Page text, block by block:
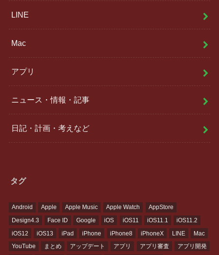
LINE
Mac
アプリ
ニュース・情報・記事
日記・計画・考えなど
タグ
Android Apple Apple Music Apple Watch
AppStore
Design4.3
Face ID Google iOS iOS11 iOS11.1
iOS11.2
iOS12
iOS13 iPad iPhone iPhone8 iPhoneX LINE
Mac
YouTube
まとめ アップデート アプリ アプリ審査
アプリ開発